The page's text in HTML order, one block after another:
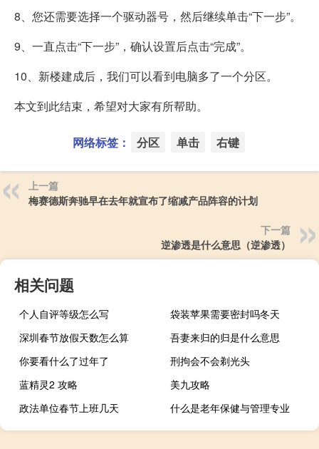
8、您还需要选择一个驱动器号，然后继续单击“下一步”。
9、一直点击“下一步”，确认设置后点击“完成”。
10、新楼建成后，我们可以看到电脑多了一个分区。
本文到此结束，希望对大家有所帮助。
网络标签： 分区 单击 右键
上一篇
梅赛德斯奔驰早在去年就宣布了缩减产品阵容的计划
下一篇
逆渗透是什么意思（逆渗透）
相关问题
个人自评等级怎么写
袋装苹果需要密封吗冬天
深圳春节放假天数怎么算
吾妻来归的归是什么意思
你要看什么了过年了
刑拘会不会剃光头
蓝精灵2 攻略
美九攻略
政法单位春节上班几天
什么是老年保健与管理专业